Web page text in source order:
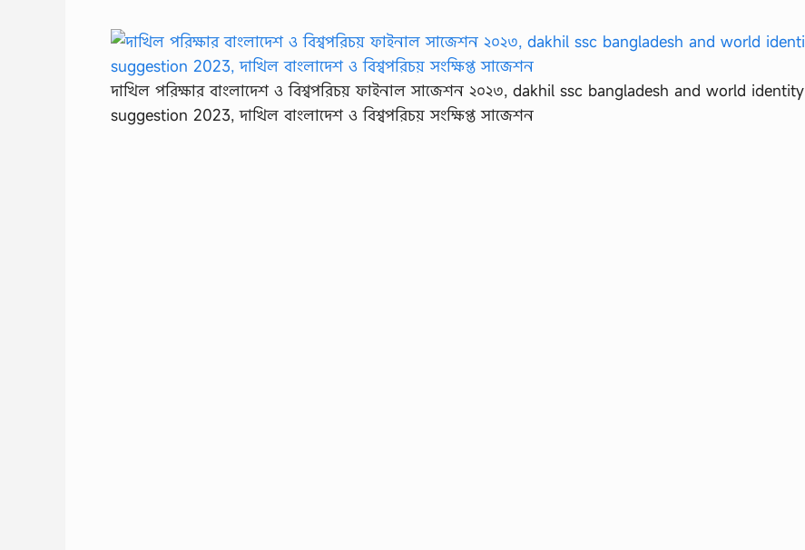
দাখিল পরিক্ষার বাংলাদেশ ও বিশ্বপরিচয় ফাইনাল সাজেশন ২০২৩, dakhil ssc bangladesh and world identity
suggestion 2023, দাখিল বাংলাদেশ ও বিশ্বপরিচয় সংক্ষিপ্ত সাজেশন